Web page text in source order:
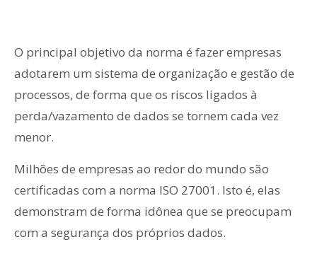
O principal objetivo da norma é fazer empresas
adotarem um sistema de organização e gestão de
processos, de forma que os riscos ligados à
perda/vazamento de dados se tornem cada vez
menor.
Milhões de empresas ao redor do mundo são
certificadas com a norma ISO 27001. Isto é, elas
demonstram de forma idônea que se preocupam
com a segurança dos próprios dados.